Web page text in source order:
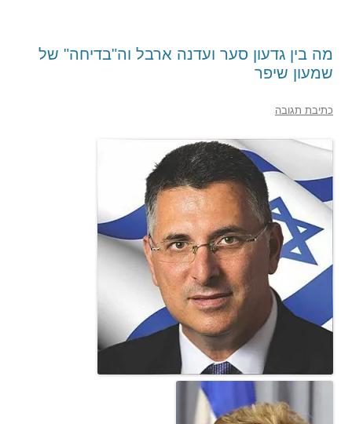
מה בין גדעון סער ועדנה ארבל וה"בדיחה" של
שמעון שיפר
כתיבת תגובה